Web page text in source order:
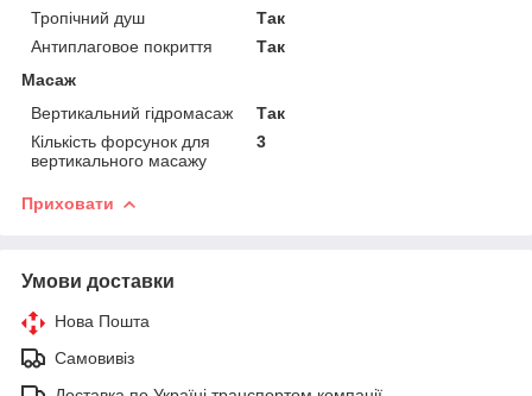
Тропічний душ
Так
Антиплаговое покриття
Так
Масаж
Вертикальний гідромасаж
Так
Кількість форсунок для
вертикального масажу
3
Приховати
Умови доставки
Нова Пошта
Самовивіз